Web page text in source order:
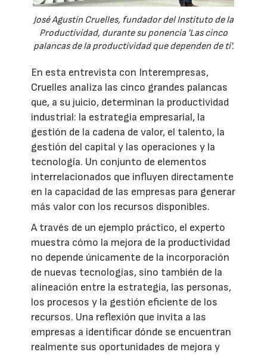
José Agustín Cruelles, fundador del Instituto de la
Productividad, durante su ponencia 'Las cinco
palancas de la productividad que dependen de ti'.
En esta entrevista con Interempresas,
Cruelles analiza las cinco grandes palancas
que, a su juicio, determinan la productividad
industrial: la estrategia empresarial, la
gestión de la cadena de valor, el talento, la
gestión del capital y las operaciones y la
tecnología. Un conjunto de elementos
interrelacionados que influyen directamente
en la capacidad de las empresas para generar
más valor con los recursos disponibles.
A través de un ejemplo práctico, el experto
muestra cómo la mejora de la productividad
no depende únicamente de la incorporación
de nuevas tecnologías, sino también de la
alineación entre la estrategia, las personas,
los procesos y la gestión eficiente de los
recursos. Una reflexión que invita a las
empresas a identificar dónde se encuentran
realmente sus oportunidades de mejora y